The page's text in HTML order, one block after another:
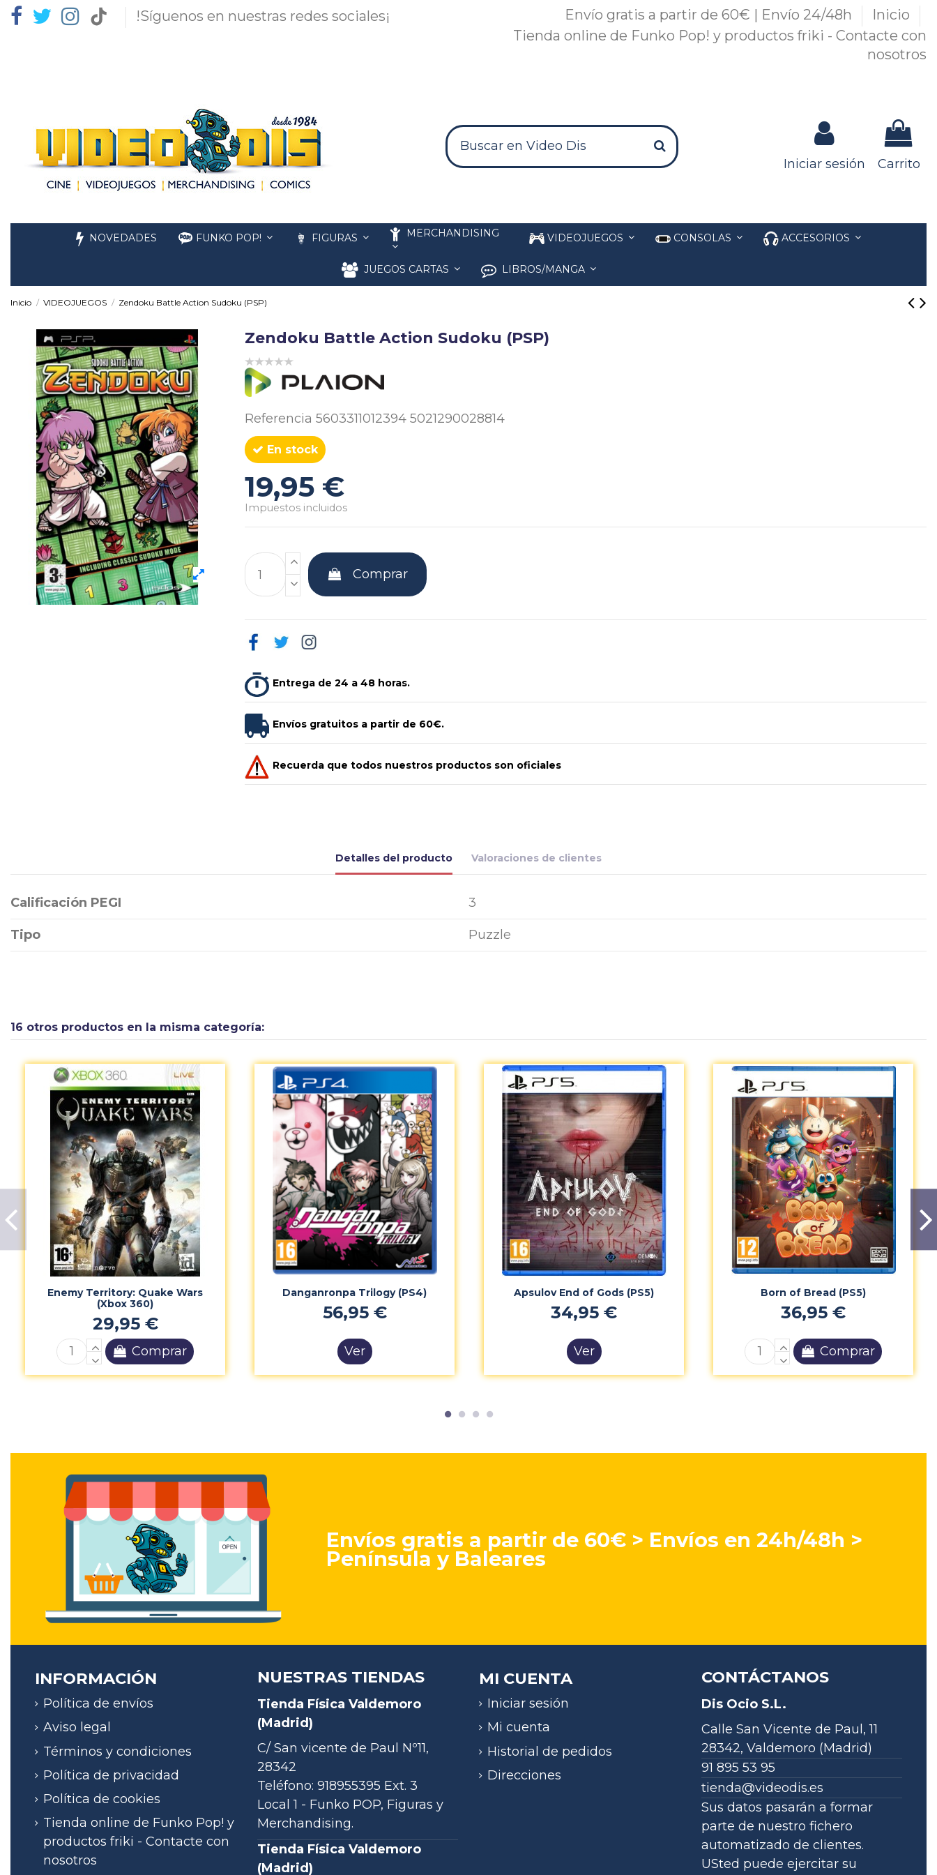
!Síguenos en nuestras redes sociales¡ Envío gratis a partir de 60€ | Envío 24/48h
Inicio
Tienda online de Funko Pop! y productos friki - Contacte con
nosotros
Iniciar sesión Carrito
NOVEDADES FUNKO POP! FIGURAS MERCHANDISING VIDEOJUEGOS CONSOLAS ACCESORIOS
JUEGOS CARTAS LIBROS/MANGA
Inicio VIDEOJUEGOS Zendoku Battle Action Sudoku (PSP)
Zendoku Battle Action Sudoku (PSP)
Referencia 5603311012394 5021290028814
En stock
19,95 €
Impuestos incluidos
Comprar
Entrega de 24 a 48 horas.
Envíos gratuitos a partir de 60€.
Recuerda que todos nuestros productos son oficiales
Detalles del producto Valoraciones de clientes
Calificación PEGI 3
Tipo Puzzle
16 otros productos en la misma categoría:
Enemy Territory: Quake Wars
(Xbox 360)
29,95 €
Comprar
Danganronpa Trilogy (PS4)
56,95 €
Ver
Apsulov End of Gods (PS5)
34,95 €
Ver
Born of Bread (PS5)
36,95 €
Comprar
Envíos gratis a partir de 60€ > Envíos en 24h/48h >
Península y Baleares
INFORMACIÓN
Política de envíos
Aviso legal
Términos y condiciones
Política de privacidad
Política de cookies
Tienda online de Funko Pop! y
productos friki - Contacte con
nosotros
NUESTRAS TIENDAS
Tienda Física Valdemoro
(Madrid)
C/ San vicente de Paul Nº11,
28342
Teléfono: 918955395 Ext. 3
Local 1 - Funko POP, Figuras y
Merchandising.
Tienda Física Valdemoro
(Madrid)
MI CUENTA
Iniciar sesión
Mi cuenta
Historial de pedidos
Direcciones
CONTÁCTANOS
Dis Ocio S.L.
Calle San Vicente de Paul, 11
28342, Valdemoro (Madrid)
91 895 53 95
tienda@videodis.es
Sus datos pasarán a formar
parte de nuestro fichero
automatizado de clientes.
USted puede ejercitar su